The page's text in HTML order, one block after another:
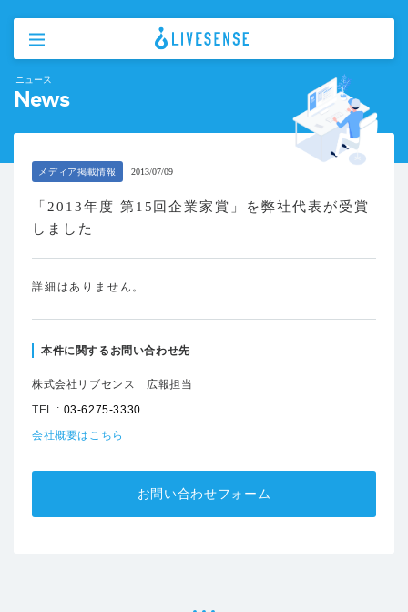
ニュース
News
メディア掲載情報 2013/07/09
「2013年度 第15回企業家賞」を弊社代表が受賞
しました
詳細はありません。
本件に関するお問い合わせ先
株式会社リブセンス 広報担当
TEL : 03-6275-3330
会社概要はこちら
お問い合わせフォーム